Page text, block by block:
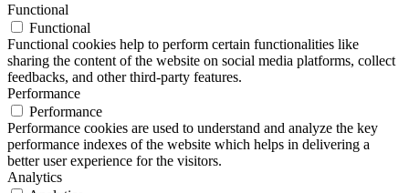
Functional
Functional
Functional cookies help to perform certain functionalities like
sharing the content of the website on social media platforms, collect
feedbacks, and other third-party features.
Performance
Performance
Performance cookies are used to understand and analyze the key
performance indexes of the website which helps in delivering a
better user experience for the visitors.
Analytics